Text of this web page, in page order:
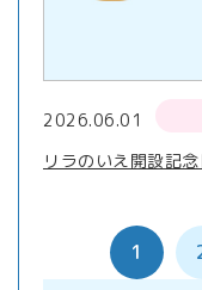
2026.06.01
リラのいえ開設記
1